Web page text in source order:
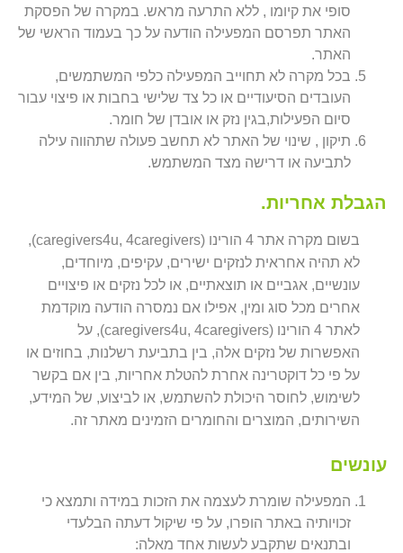
סופי את קיומו , ללא התרעה מראש. במקרה של הפסקת
האתר תפרסם המפעילה הודעה על כך בעמוד הראשי של
האתר.
בכל מקרה לא תחוייב המפעילה כלפי המשתמשים,
העובדים הסיעודיים או כל צד שלישי בחבות או פיצוי עבור
סיום הפעילות,בגין נזק או אובדן של חומר.
תיקון , שינוי של האתר לא תחשב פעולה שתהווה עילה
לתביעה או דרישה מצד המשתמש.
הגבלת אחריות.
בשום מקרה אתר 4 הורינו (caregivers4u, 4caregivers),
לא תהיה אחראית לנזקים ישירים, עקיפים, מיוחדים,
עונשיים, אגביים או תוצאתיים, או לכל נזקים או פיצויים
אחרים מכל סוג ומין, אפילו אם נמסרה הודעה מוקדמת
לאתר 4 הורינו (caregivers4u, 4caregivers), על
האפשרות של נזקים אלה, בין בתביעת רשלנות, בחוזים או
על פי כל דוקטרינה אחרת להטלת אחריות, בין אם בקשר
לשימוש, לחוסר היכולת להשתמש, או לביצוע, של המידע,
השירותים, המוצרים והחומרים הזמינים מאתר זה.
עונשים
המפעילה שומרת לעצמה את הזכות במידה ותמצא כי
זכויותיה באתר הופרו, על פי שיקול דעתה הבלעדי
ובתנאים שתקבע לעשות אחד מאלה: